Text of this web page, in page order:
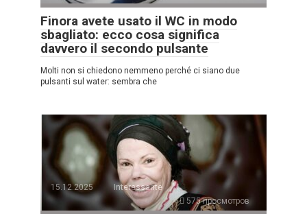
Finora avete usato il WC in modo
sbagliato: ecco cosa significa
davvero il secondo pulsante
Molti non si chiedono nemmeno perché ci siano due
pulsanti sul water: sembra che
15.12.2025
Interessante
575 просмотров